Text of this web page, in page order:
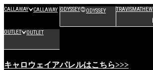
CALLAWAY CALLAWAY ODYSSEY ODYSSEY TRAVISMATHEW
OUTLET OUTLET
キャロウェイアパレルはこちら>>>